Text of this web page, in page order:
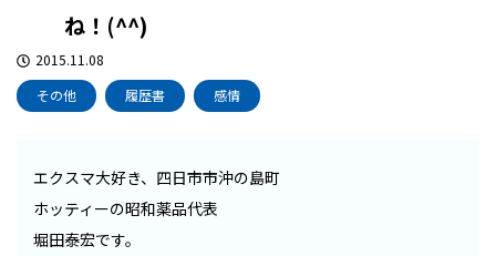
ね！(^^)
2015.11.08
その他
履歴書 感情
エクスマ大好き、四日市市沖の島町
ホッティーの昭和薬品代表
堀田泰宏です。